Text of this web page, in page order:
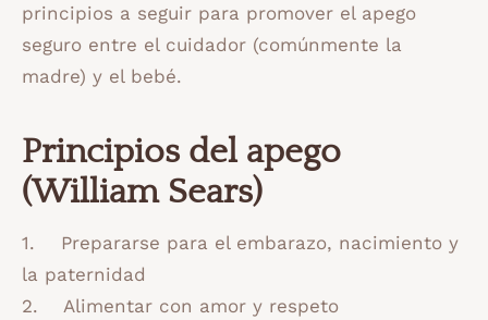
principios a seguir para promover el apego
seguro entre el cuidador (comúnmente la
madre) y el bebé.
Principios del apego
(William Sears)
1. Prepararse para el embarazo, nacimiento y
la paternidad
2. Alimentar con amor y respeto